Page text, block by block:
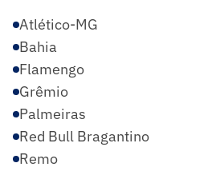
Atlético-MG
Bahia
Flamengo
Grêmio
Palmeiras
Red Bull Bragantino
Remo